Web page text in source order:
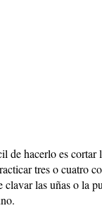
de hacerlo es cortar
tres o cuatro
clavar las uñas o la